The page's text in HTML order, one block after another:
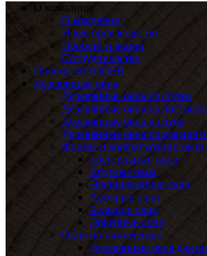
О компании
О компании
Наше производство
Новости и акции
Сотрудничество
Почему WOODER
Деревянные окна
Деревянные окна из сосны
Деревянные окна из
Деревянные окна из дуба
Деревянные окна из красного
Формы и конфигурации окон
Треугольные окна
Круглые окна
Нестандартные окна
Арочные окна
Большие окна
Эркерные окна
Окна по назначению
Деревянные окна для